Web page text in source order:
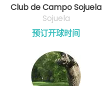
Club de Campo Sojuela
Sojuela
预订开球时间